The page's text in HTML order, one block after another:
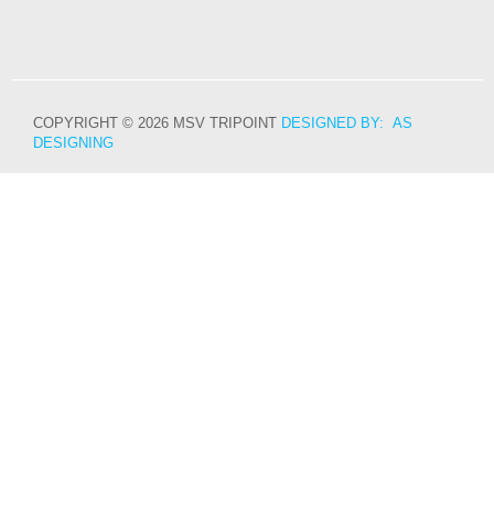
COPYRIGHT © 2026 MSV TRIPOINT DESIGNED BY: AS
DESIGNING